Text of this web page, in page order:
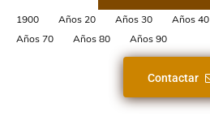
1900 Años 20 Años 30 Años 40
Años 70
Años 80 Años 90
Contactar